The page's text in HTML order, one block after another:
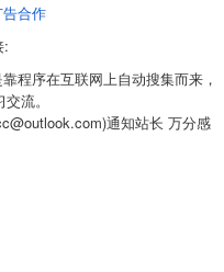
告合作
:
程序在互联网上自动搜集而来，
流。
通知站长 万分感